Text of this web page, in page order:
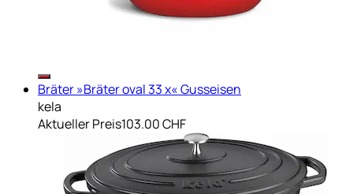
Bräter »Bräter oval 33 x« Gusseisen
kela
Aktueller Preis103.00 CHF